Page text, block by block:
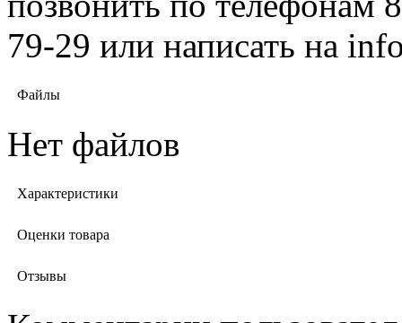
79-29 или написать на
Файлы
Нет файлов
Характеристики
Оценки товара
Отзывы